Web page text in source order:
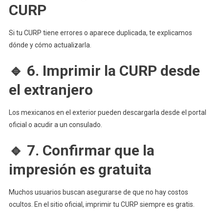
CURP
Si tu CURP tiene errores o aparece duplicada, te explicamos
dónde y cómo actualizarla.
🔹 6. Imprimir la CURP desde
el extranjero
Los mexicanos en el exterior pueden descargarla desde el portal
oficial o acudir a un consulado.
🔹 7. Confirmar que la
impresión es gratuita
Muchos usuarios buscan asegurarse de que no hay costos
ocultos. En el sitio oficial, imprimir tu CURP siempre es gratis.